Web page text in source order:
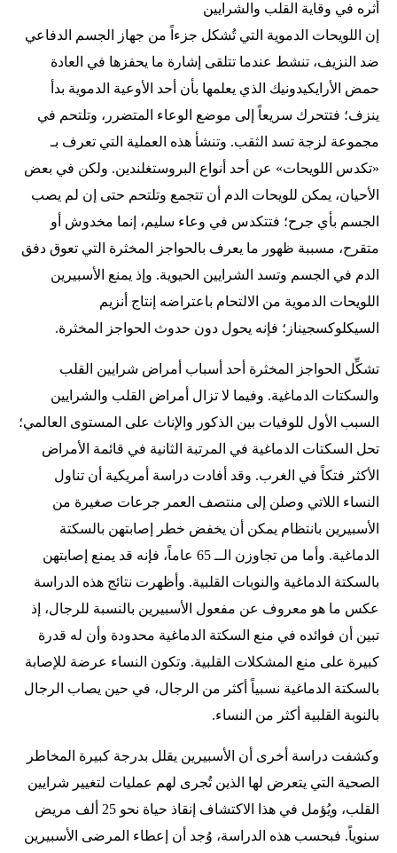
أثره في وقاية القلب والشرايين
إن اللويحات الدموية التي تُشكل جزءاً من جهاز الجسم الدفاعي
ضد النزيف، تنشط عندما تتلقى إشارة ما يحفزها في العادة
حمض الأرايكيدونيك الذي يعلمها بأن أحد الأوعية الدموية بدأ
ينزف؛ فتتحرك سريعاً إلى موضع الوعاء المتضرر، وتلتحم في
مجموعة لزجة تسد الثقب. وتنشأ هذه العملية التي تعرف بـ
«تكدس اللويحات» عن أحد أنواع البروستغلندين. ولكن في بعض
الأحيان، يمكن للويحات الدم أن تتجمع وتلتحم حتى إن لم يصب
الجسم بأي جرح؛ فتتكدس في وعاء سليم، إنما مخدوش أو
متقرح، مسببة ظهور ما يعرف بالحواجز المخثرة التي تعوق دفق
الدم في الجسم وتسد الشرايين الحيوية. وإذ يمنع الأسبيرين
اللويحات الدموية من الالتحام باعتراضه إنتاج أنزيم
السيكلوكسجيناز؛ فإنه يحول دون حدوث الحواجز المخثرة.
تشكِّل الحواجز المخثرة أحد أسباب أمراض شرايين القلب
والسكتات الدماغية. وفيما لا تزال أمراض القلب والشرايين
السبب الأول للوفيات بين الذكور والإناث على المستوى العالمي؛
تحل السكتات الدماغية في المرتبة الثانية في قائمة الأمراض
الأكثر فتكاً في الغرب. وقد أفادت دراسة أمريكية أن تناول
النساء اللاتي وصلن إلى منتصف العمر جرعات صغيرة من
الأسبيرين بانتظام يمكن أن يخفض خطر إصابتهن بالسكتة
الدماغية. وأما من تجاوزن الــ 65 عاماً، فإنه قد يمنع إصابتهن
بالسكتة الدماغية والنوبات القلبية. وأظهرت نتائج هذه الدراسة
عكس ما هو معروف عن مفعول الأسبيرين بالنسبة للرجال، إذ
تبين أن فوائده في منع السكتة الدماغية محدودة وأن له قدرة
كبيرة على منع المشكلات القلبية. وتكون النساء عرضة للإصابة
بالسكتة الدماغية نسبياً أكثر من الرجال، في حين يصاب الرجال
بالنوبة القلبية أكثر من النساء.
وكشفت دراسة أخرى أن الأسبيرين يقلل بدرجة كبيرة المخاطر
الصحية التي يتعرض لها الذين تُجرى لهم عمليات لتغيير شرايين
القلب، ويُؤمل في هذا الاكتشاف إنقاذ حياة نحو 25 ألف مريض
سنوياً. فبحسب هذه الدراسة، وُجد أن إعطاء المرضى الأسبيرين